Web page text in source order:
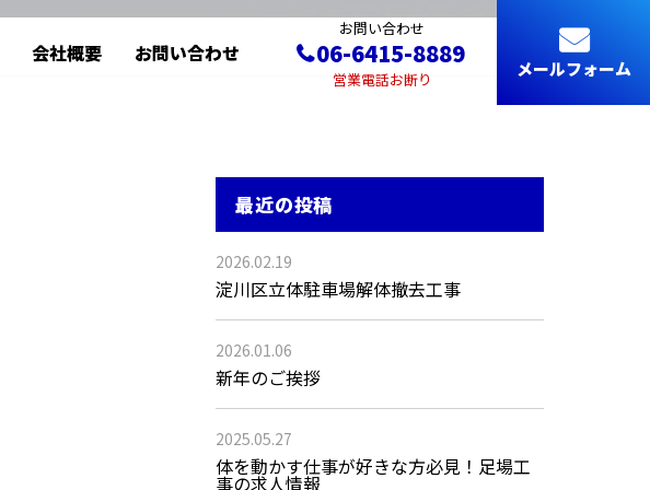
会社概要 お問い合わせ
お問い合わせ
06-6415-8889
営業電話お断り メールフォーム
最近の投稿
2026.02.19
淀川区立体駐車場解体撤去工事
2026.01.06
新年のご挨拶
2025.05.27
体を動かす仕事が好きな方必見！足場工
事の求人情報